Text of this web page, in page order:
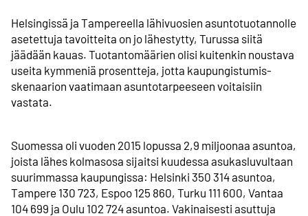
Helsingissä ja Tampereella lähivuosien asunto­tuotannolle
asetettuja tavoitteita on jo lähestytty, Turussa siitä
jäädään kauas. Tuotanto­määrien olisi kuitenkin noustava
useita kymmeniä prosentteja, jotta kaupungistumis­
skenaarion vaatimaan asunto­tarpeeseen voitaisiin
vastata.
Suomessa oli vuoden 2015 lopussa 2,9 miljoonaa asuntoa,
joista lähes kolmasosa sijaitsi kuudessa asukasluvultaan
suurimmassa kaupungissa: Helsinki 350 314 asuntoa,
Tampere 130 723, Espoo 125 860, Turku 111 600, Vantaa
104 699 ja Oulu 102 724 asuntoa. Vakinaisesti asuttuja